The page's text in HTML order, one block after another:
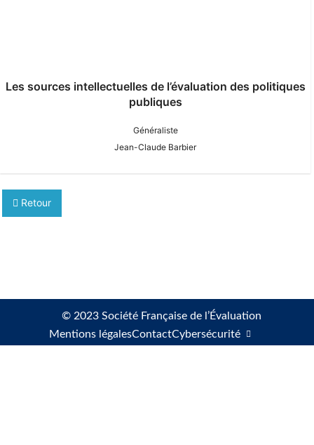
Les sources intellectuelles de l’évaluation des politiques
publiques
Généraliste
Jean-Claude Barbier
Retour
© 2023 Société Française de l’Évaluation
Mentions légalesContactCybersécurité